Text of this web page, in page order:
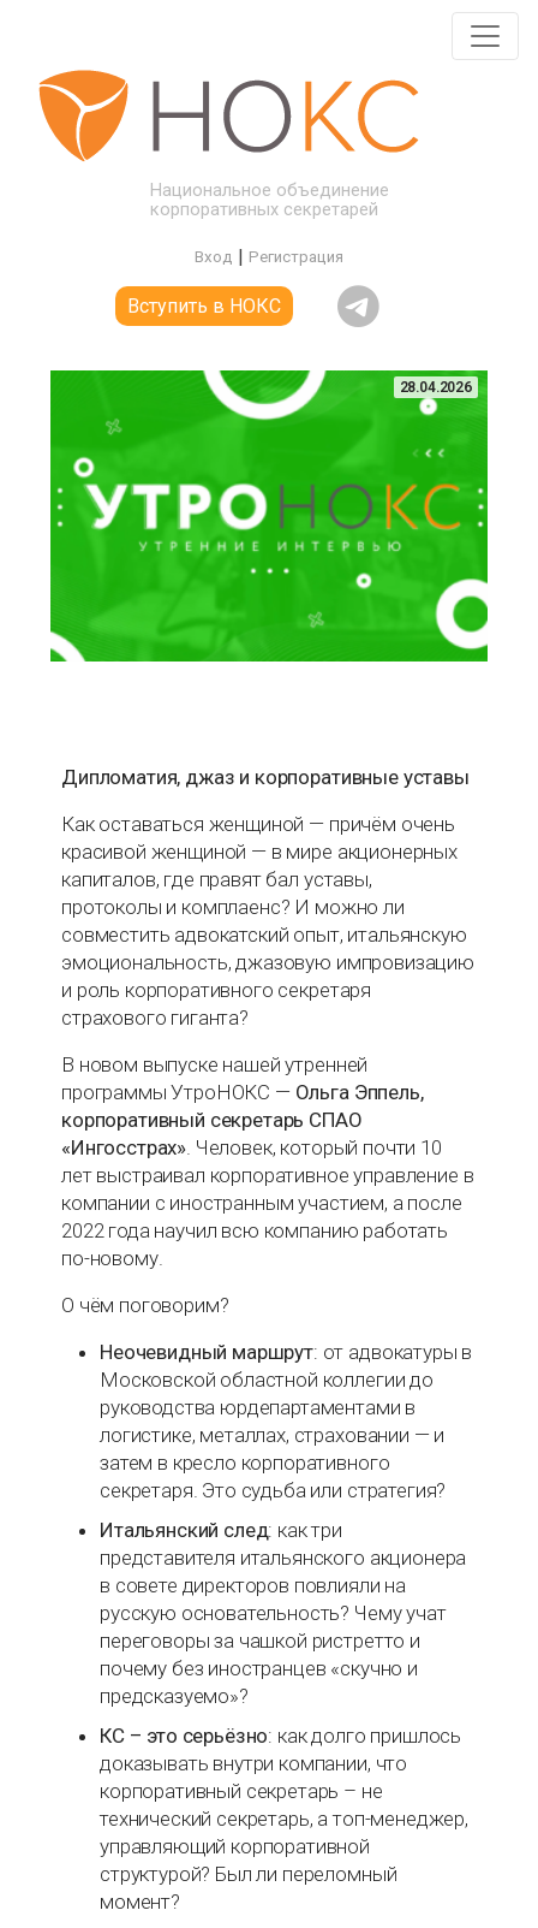
Национальное объединение
корпоративных секретарей
Вход | Регистрация
Вступить в НОКС
28.04.2026
Дипломатия, джаз и корпоративные уставы
Как оставаться женщиной — причём очень
красивой женщиной — в мире акционерных
капиталов, где правят бал уставы,
протоколы и комплаенс? И можно ли
совместить адвокатский опыт, итальянскую
эмоциональность, джазовую импровизацию
и роль корпоративного секретаря
страхового гиганта?
В новом выпуске нашей утренней
программы УтроНОКС — Ольга Эппель,
корпоративный секретарь СПАО
«Ингосстрах». Человек, который почти 10
лет выстраивал корпоративное управление в
компании с иностранным участием, а после
2022 года научил всю компанию работать
по-новому.
О чём поговорим?
Неочевидный маршрут: от адвокатуры в
Московской областной коллегии до
руководства юрдепартаментами в
логистике, металлах, страховании — и
затем в кресло корпоративного
секретаря. Это судьба или стратегия?
Итальянский след: как три
представителя итальянского акционера
в совете директоров повлияли на
русскую основательность? Чему учат
переговоры за чашкой ристретто и
почему без иностранцев «скучно и
предсказуемо»?
КС – это серьёзно: как долго пришлось
доказывать внутри компании, что
корпоративный секретарь – не
технический секретарь, а топ-менеджер,
управляющий корпоративной
структурой? Был ли переломный
момент?